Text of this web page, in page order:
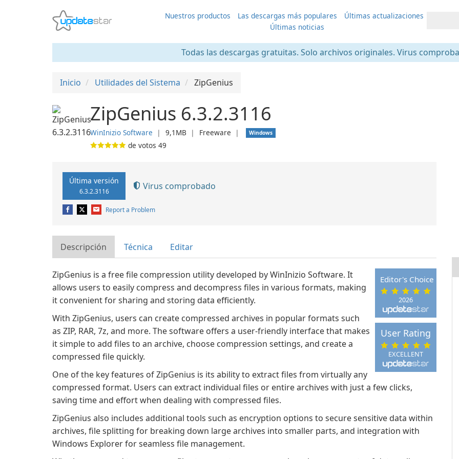
Nuestros productos Las descargas más populares
Últimas actualizaciones
Últimas noticias
Todas las descargas gratuitas. Solo archivos originales. Virus
Inicio Utilidades del Sistema ZipGenius
ZipGenius 6.3.2.3116
WinInizio Software ❘ 9,1MB ❘ Freeware ❘ Windows
de votos 49
Última versión
6.3.2.3116 Virus comprobado
Report a Problem
Descripción Técnica Editar
2026
Editor's Choice
EXCELLENT
User Rating
ZipGenius is a free file compression utility developed by WinInizio Software. It
allows users to easily compress and decompress files in various formats, making
it convenient for sharing and storing data efficiently.
With ZipGenius, users can create compressed archives in popular formats such
as ZIP, RAR, 7z, and more. The software offers a user-friendly interface that makes
it simple to add files to an archive, choose compression settings, and create a
compressed file quickly.
One of the key features of ZipGenius is its ability to extract files from virtually any
compressed format. Users can extract individual files or entire archives with just a few clicks,
saving time and effort when dealing with compressed files.
ZipGenius also includes additional tools such as encryption options to secure sensitive data within
archives, file splitting for breaking down large archives into smaller parts, and integration with
Windows Explorer for seamless file management.